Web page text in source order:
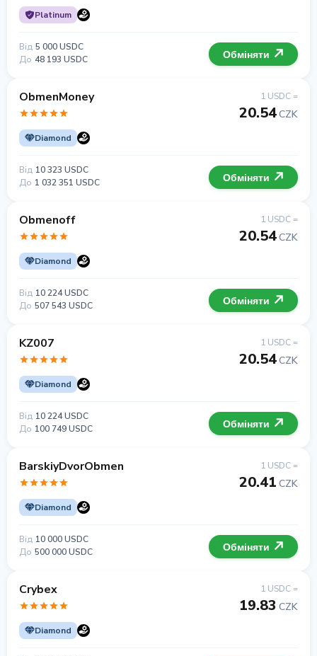
Platinum
Від 5 000 USDC
До 48 193 USDC Обміняти
ObmenMoney
Diamond
1 USDC =
20.54CZK
Від 10 323 USDC
До 1 032 351 USDC Обміняти
Obmenoff
Diamond
1 USDC =
20.54CZK
Від 10 224 USDC
До 507 543 USDC Обміняти
KZ007
Diamond
1 USDC =
20.54CZK
Від 10 224 USDC
До 100 749 USDC Обміняти
BarskiyDvorObmen
Diamond
1 USDC =
20.41 CZK
Від 10 000 USDC
До 500 000 USDC Обміняти
Crybex
Diamond
1 USDC =
19.83 CZK